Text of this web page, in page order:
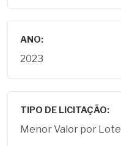
ANO:
2023
TIPO DE LICITAÇÃO:
Menor Valor por Lote